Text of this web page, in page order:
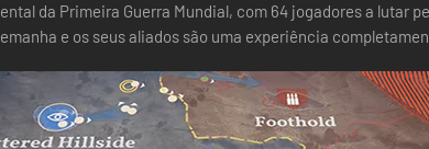
da Primeira Guerra Mundial, com 64 jogadores a lutar
e os seus aliados são uma experiência